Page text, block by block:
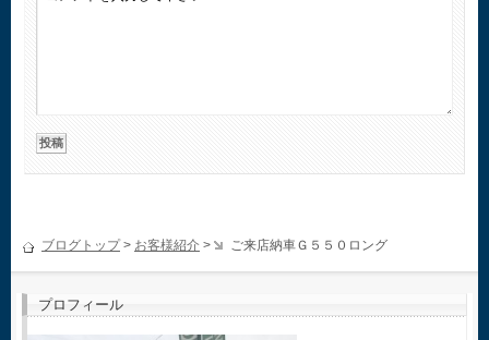
ブログトップ> お客様紹介 > ご来店納車Ｇ５５０ロング
プロフィール